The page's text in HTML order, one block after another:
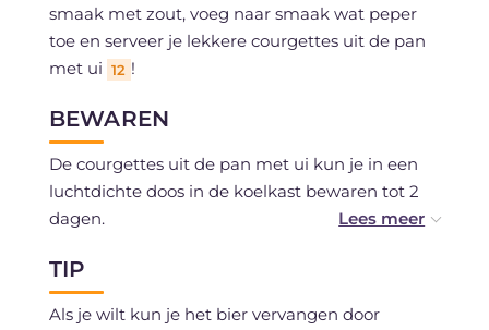
smaak met zout, voeg naar smaak wat peper
toe en serveer je lekkere courgettes uit de pan
met ui 12 !
BEWAREN
De courgettes uit de pan met ui kun je in een
luchtdichte doos in de koelkast bewaren tot 2
dagen.
Het invriezen wordt niet aangeraden.
TIP
Als je wilt kun je het bier vervangen door